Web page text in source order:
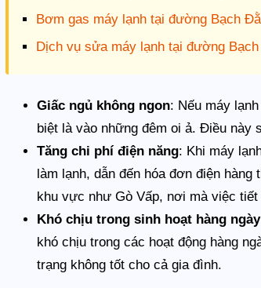
Bơm gas máy lạnh tại đường Bạch
Dịch vụ sửa máy lạnh tại đường
Giấc ngủ không ngon: Nếu máy
biệt là vào những đêm oi ả. Điều này
Tăng chi phí điện năng: Khi máy
làm lạnh, dẫn đến hóa đơn điện
khu vực như Gò Vấp, nơi mà việc
Khó chịu trong sinh hoạt hàng ngày
khó chịu trong các hoạt động hàng
trạng không tốt cho cả gia đình.